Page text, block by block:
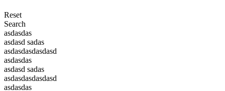
Reset
Search
asdasdas
asdasd sadas
asdasdasdasdasd
asdasdas
asdasd sadas
asdasdasdasdasd
asdasdas